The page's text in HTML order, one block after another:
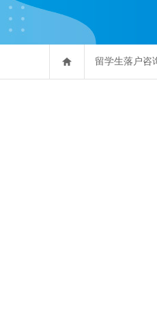
留学生落户咨